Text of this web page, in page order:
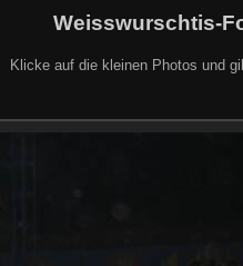
Weisswurschtis-
Klicke auf die kleinen Photos und